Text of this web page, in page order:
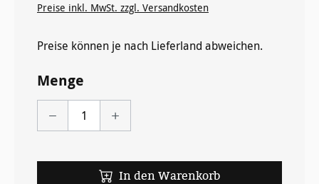
Preise inkl. MwSt. zzgl. Versandkosten
Preise können je nach Lieferland abweichen.
Menge
In den Warenkorb